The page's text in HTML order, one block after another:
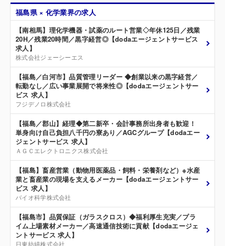
福島県 × 化学業界の求人
【南相馬】理化学機器・試薬のルート営業◇年休125日／残業
20H／残業20時間／黒字経営◎【dodaエージェントサービス
求人】
株式会社ジェーシーエス
【福島／白河市】品質管理リーダー ◆創業以来の黒字経営／
転勤なし／広い事業展開で将来性◎【dodaエージェントサー
ビス 求人】
フジデノロ株式会社
【福島／郡山】経理◆第二新卒・会計事務所出身者も歓迎！
単身向け自己負担八千円の寮あり／AGCグループ【dodaエー
ジェントサービス 求人】
ＡＧＣエレクトロニクス株式会社
【福島】畜産営業（動物用医薬品・飼料・栄養剤など）※水産
業と畜産業の現場を支えるメーカー【dodaエージェントサー
ビス 求人】
バイオ科学株式会社
【福島市】品質保証（ガラスクロス）◆福利厚生充実／プラ
イム上場素材メーカー／高速通信技術に貢献【dodaエージェ
ントサービス 求人】
日東紡績株式会社